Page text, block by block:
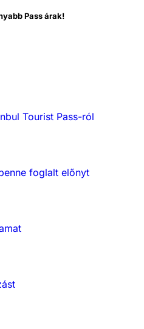
Pass árak!
Tourist Pass-ról
foglalt előnyt